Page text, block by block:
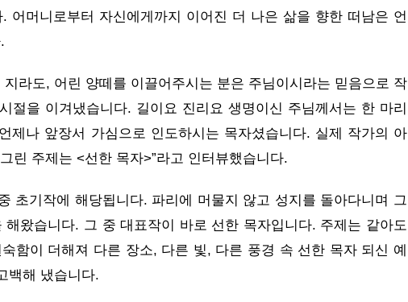
어머니로부터 자신에게까지 이어진 더 나은 삶을 향한 떠남은 언
라도, 어린 양떼를 이끌어주시는 분은 주님이시라는 믿음으로 작
절을 이겨냈습니다. 길이요 진리요 생명이신 주님께서는 한 마리
제나 앞장서 가심으로 인도하시는 목자셨습니다. 실제 작가의 아
린 주제는 <선한 목자>”라고 인터뷰했습니다.
초기작에 해당됩니다. 파리에 머물지 않고 성지를 돌아다니며 그
왔습니다. 그 중 대표작이 바로 선한 목자입니다. 주제는 같아도
함이 더해져 다른 장소, 다른 빛, 다른 풍경 속 선한 목자 되신 예
백해 냈습니다.